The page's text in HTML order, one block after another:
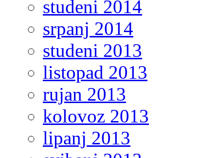
studeni 2014
srpanj 2014
studeni 2013
listopad 2013
rujan 2013
kolovoz 2013
lipanj 2013